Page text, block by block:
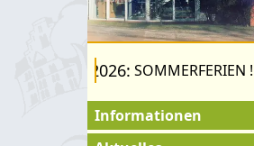
2026:SOMMERFERIEN !
Informationen